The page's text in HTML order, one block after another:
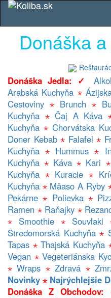
Donáška
Donáška Jedla: ✓
Arabská Kuchyňa ⋆
Cestoviny ⋆ Brunch ⋆
Kuchyňa ⋆Čaj A Káva
Kuchyňa ⋆Chorvátska
Doner Kebab⋆ Falafel ⋆
Kuchyňa ⋆ Hummus ⋆
Kuchyňa ⋆ Káva ⋆ Kari ⋆
Kuchyňa ⋆ Kuracie ⋆
Kuchyňa ⋆ Mäaso A Ryby
Pekárne ⋆ Polievka⋆
Ramen ⋆ Raňajky ⋆
⋆ Smoothie ⋆ Souvlaki
Stredomorská Kuchyňa⋆
Tapas ⋆Thajská Kuchyňa
Vegan ⋆Vegeteriánska
⋆Wraps ⋆Zdravá ⋆
Novinky ⋆ Najrýchlejšie
Donáška Z